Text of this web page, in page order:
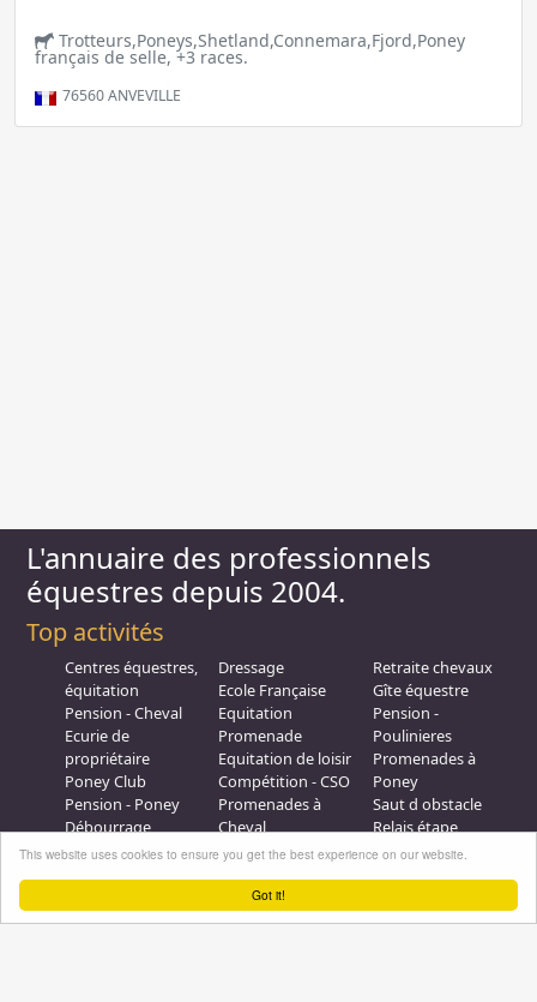
Got it!
This website uses cookies to ensure you get the best experience on our website.
Trotteurs,Poneys,Shetland,Connemara,Fjord,Poney
français de selle, +3 races.
76560ANVEVILLE
L'annuaire des professionnels
équestres depuis 2004.
Top activités
Centres équestres,
équitation
Pension - Cheval
Ecurie de
propriétaire
Poney Club
Pension - Poney
Débourrage
Elevage
Dressage
Ecole Française
Equitation
Promenade
Equitation de loisir
Compétition - CSO
Promenades à
Cheval
Galops - Equitation
Retraite chevaux
Gîte équestre
Pension -
Poulinieres
Promenades à
Poney
Saut d obstacle
Relais étape
Plus d'infos
Professionnel équestre, Inscrivez-vous !